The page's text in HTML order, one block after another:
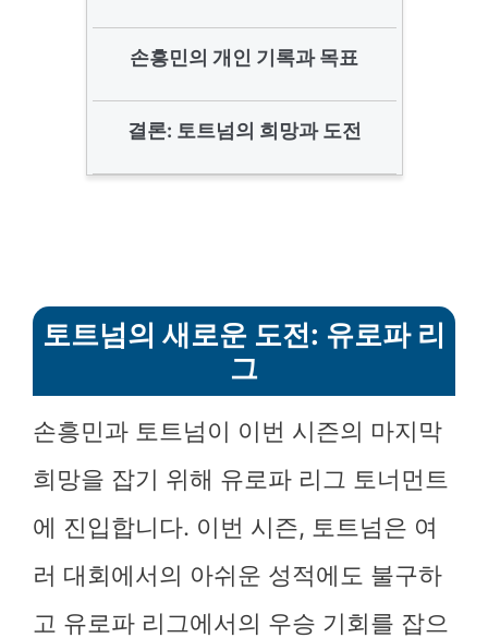
손흥민의 개인 기록과 목표
결론: 토트넘의 희망과 도전
토트넘의 새로운 도전: 유로파 리
그
손흥민과 토트넘이 이번 시즌의 마지막
희망을 잡기 위해 유로파 리그 토너먼트
에 진입합니다. 이번 시즌, 토트넘은 여
러 대회에서의 아쉬운 성적에도 불구하
고 유로파 리그에서의 우승 기회를 잡으